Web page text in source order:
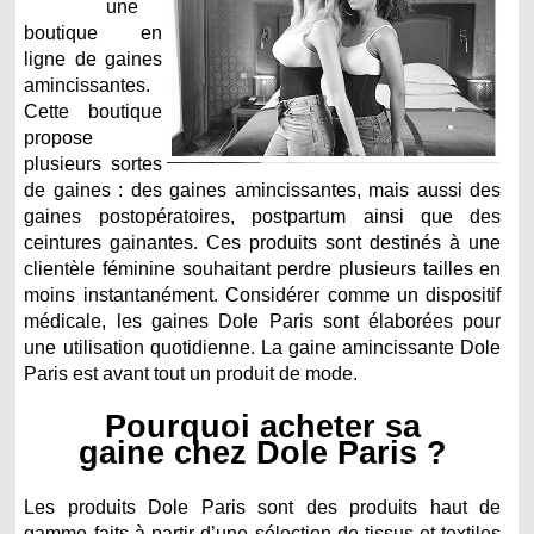
une
boutique en
ligne de gaines
amincissantes.
Cette boutique
propose
plusieurs sortes
de gaines : des gaines amincissantes, mais aussi des
gaines postopératoires, postpartum ainsi que des
ceintures gainantes. Ces produits sont destinés à une
clientèle féminine souhaitant perdre plusieurs tailles en
moins instantanément. Considérer comme un dispositif
médicale, les gaines Dole Paris sont élaborées pour
une utilisation quotidienne. La gaine amincissante Dole
Paris est avant tout un produit de mode.
Pourquoi acheter sa
gaine chez Dole Paris ?
Les produits Dole Paris sont des produits haut de